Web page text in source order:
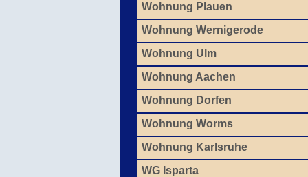
Wohnung Plauen
Wohnung Wernigerode
Wohnung Ulm
Wohnung Aachen
Wohnung Dorfen
Wohnung Worms
Wohnung Karlsruhe
WG Isparta